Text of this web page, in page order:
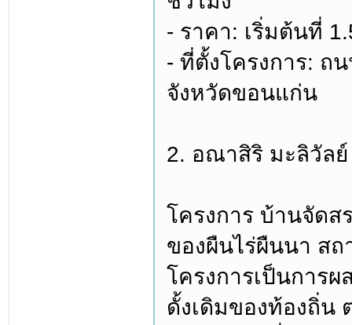
- ราคา: เริ่มต้นที่
- ที่ตั้งโครงการ: ถ
จังหวัดขอนแก่น
2. อณาสิริ มะลิวัล
โครงการ บ้านจัดส
ของผืนไร่ผืนนา ส
โครงการเป็นการ
ดั้งเดิมของท้องถิ่น